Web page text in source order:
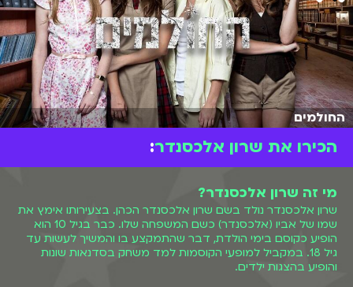
החולמים
הכירו את שרון אלכסנדר:
מי זה שרון אלכסנדר?
שרון אלכסנדר נולד בשם שרון אלכסנדר הכהן. בצעירותו אימץ את
שמו של אביו (אלכסנדר) כשם המשפחה שלו. כבר בגיל 10 הוא
הופיע כקוסם בימי הולדת, דבר שהתמקצע בו והמשיך לעשות עד
גיל 18. במקביל למופעי הקוסמות למד משחק בסדנאות שונות
והופיע בהצגות ילדים.